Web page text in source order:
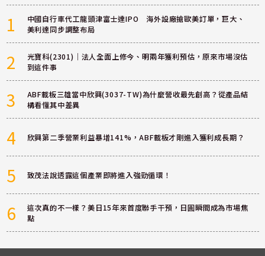
1
中國自行車代工龍頭津富士達IPO 海外設廠搶歐美訂單，巨大、
美利達同步調整布局
2
光寶科(2301)｜法人全面上修今、明兩年獲利預估，原來市場沒估
到這件事
3
ABF載板三雄當中欣興(3037-TW)為什麼營收最先創高？從產品結
構看懂其中差異
4 欣興第二季營業利益暴增141%，ABF載板才剛進入獲利成長期？
5 致茂法說透露這個產業即將進入強勁循環！
6
這次真的不一樣？美日15年來首度聯手干預，日圓瞬間成為市場焦
點